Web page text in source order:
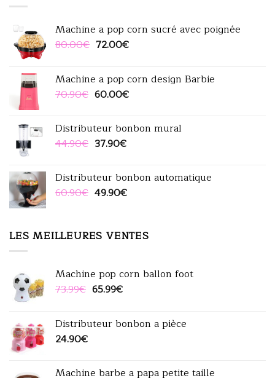
Machine a pop corn sucré avec poignée
80.00€ Le
était :
80.00€.
72.00€Le
est :
72.00€.
Machine a pop corn design Barbie
70.90€ Le
était :
70.90€.
60.00€Le
est :
Distributeur bonbon mural
44.90€ Le
était :
44.90€.
37.90€Le
est :
37.90€.
Distributeur bonbon automatique
60.90€ Le
était :
60.90€.
49.90€Le
est :
49.90€.
LES MEILLEURES VENTES
Machine pop corn ballon foot
73.99€ Le
était :
65.99€Le
est :
Distributeur bonbon a pièce
24.90€
Machine barbe a papa petite taille